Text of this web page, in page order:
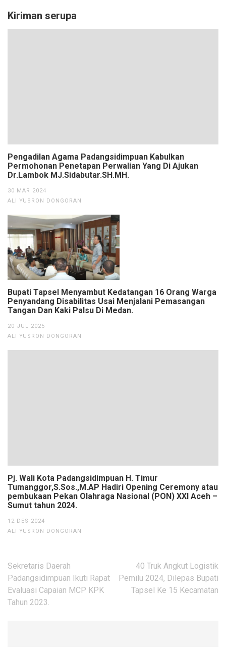
Kiriman serupa
Pengadilan Agama Padangsidimpuan Kabulkan
Permohonan Penetapan Perwalian Yang Di Ajukan
Dr.Lambok MJ.Sidabutar.SH.MH.
30 MAR 2024
ALI YUSRON DONGORAN
Bupati Tapsel Menyambut Kedatangan 16 Orang Warga
Penyandang Disabilitas Usai Menjalani Pemasangan
Tangan Dan Kaki Palsu Di Medan.
20 JUL 2025
ALI YUSRON DONGORAN
Pj. Wali Kota Padangsidimpuan H. Timur
Tumanggor,S.Sos.,M.AP Hadiri Opening Ceremony atau
pembukaan Pekan Olahraga Nasional (PON) XXI Aceh –
Sumut tahun 2024.
12 DES 2024
ALI YUSRON DONGORAN
Navigasi
pos
Sekretaris Daerah
Padangsidimpuan Ikuti Rapat
Evaluasi Capaian MCP KPK
Tahun 2023.
40 Truk Angkut Logistik
Pemilu 2024, Dilepas Bupati
Tapsel Ke 15 Kecamatan